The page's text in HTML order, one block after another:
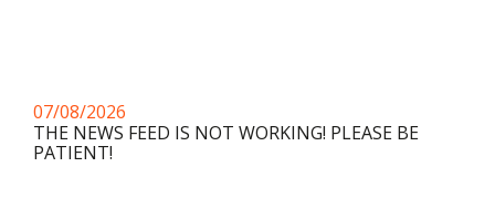
07/08/2026
THE NEWS FEED IS NOT WORKING! PLEASE BE
PATIENT!